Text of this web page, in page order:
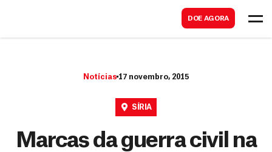
DOE AGORA
Notícias 17 novembro, 2015
SÍRIA
Marcas da guerra civil na
a
r